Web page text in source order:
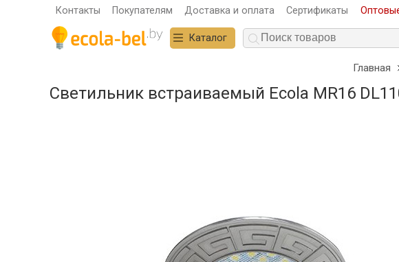
Контакты Покупателям Доставка и оплата Сертификаты
Каталог
Главная
Светильник встраиваемый Ecola MR16